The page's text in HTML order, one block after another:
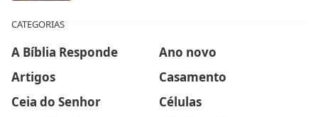
CATEGORIAS
A Bíblia Responde
Ano novo
Artigos
Casamento
Ceia do Senhor
Células